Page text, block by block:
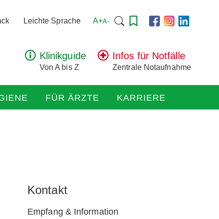
Leichte Sprache A+A- Suchen
Klinikguide
Von A bis Z
Infos für Notfälle
Zentrale Notaufnahme
FÜR ÄRZTE KARRIERE
Kontakt
Empfang & Information